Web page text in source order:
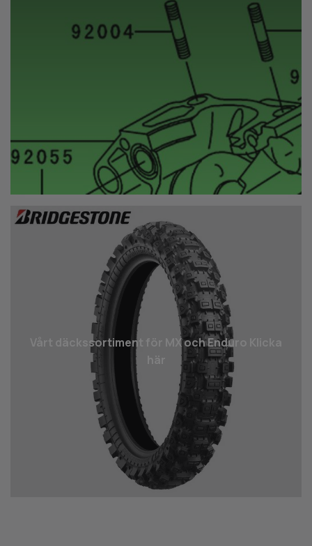
Vårt däcks­sortiment för MX och Enduro Klicka